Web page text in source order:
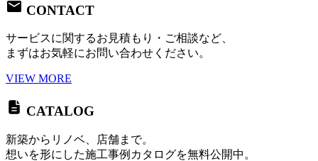
CONTACT
サービスに関するお見積もり・ご相談など、
まずはお気軽にお問い合わせください。
VIEW MORE
CATALOG
新築からリノベ、店舗まで。
想いを形にした施工事例カタログを無料公開中。